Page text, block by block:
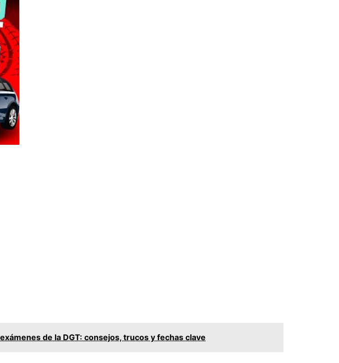
de la DGT: consejos, trucos y fechas clave